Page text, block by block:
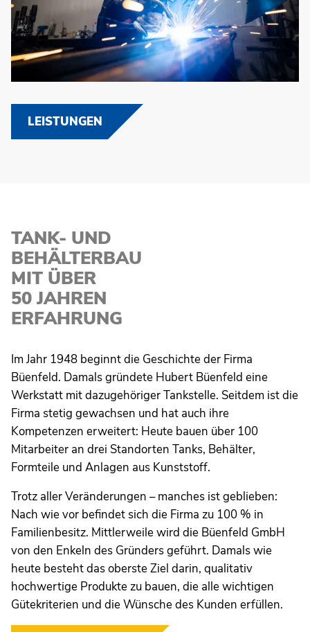
LEISTUNGEN
TANK- UND
BEHÄLTERBAU
MIT ÜBER
50 JAHREN
ERFAHRUNG
Im Jahr 1948 beginnt die Geschichte der Firma
Büenfeld. Damals gründete Hubert Büenfeld eine
Werkstatt mit dazugehöriger Tankstelle. Seitdem ist die
Firma stetig gewachsen und hat auch ihre
Kompetenzen erweitert: Heute bauen über 100
Mitarbeiter an drei Standorten Tanks, Behälter,
Formteile und Anlagen aus Kunststoff.
Trotz aller Veränderungen – manches ist geblieben:
Nach wie vor befindet sich die Firma zu 100 % in
Familienbesitz. Mittlerweile wird die Büenfeld GmbH
von den Enkeln des Gründers geführt. Damals wie
heute besteht das oberste Ziel darin, qualitativ
hochwertige Produkte zu bauen, die alle wichtigen
Gütekriterien und die Wünsche des Kunden erfüllen.